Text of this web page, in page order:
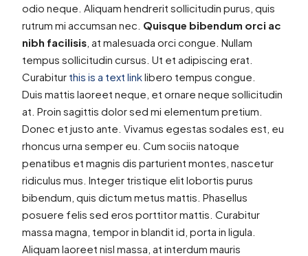
odio neque. Aliquam hendrerit sollicitudin purus, quis
rutrum mi accumsan nec. Quisque bibendum orci ac
nibh facilisis , at malesuada orci congue. Nullam
tempus sollicitudin cursus. Ut et adipiscing erat.
Curabitur this is a text linklibero tempus congue.
Duis mattis laoreet neque, et ornare neque sollicitudin
at. Proin sagittis dolor sed mi elementum pretium.
Donec et justo ante. Vivamus egestas sodales est, eu
rhoncus urna semper eu. Cum sociis natoque
penatibus et magnis dis parturient montes, nascetur
ridiculus mus. Integer tristique elit lobortis purus
bibendum, quis dictum metus mattis. Phasellus
posuere felis sed eros porttitor mattis. Curabitur
massa magna, tempor in blandit id, porta in ligula.
Aliquam laoreet nisl massa, at interdum mauris